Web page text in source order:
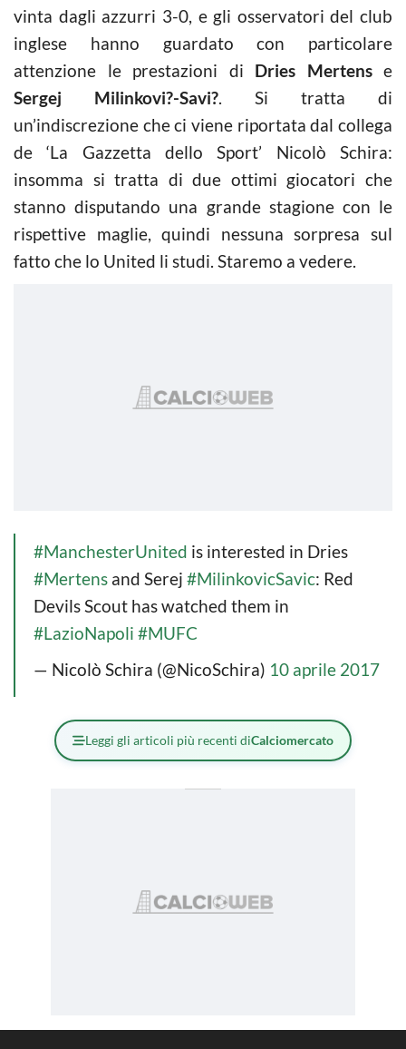
vinta dagli azzurri 3-0, e gli osservatori del club
inglese hanno guardato con particolare
attenzione le prestazioni di Dries Mertense
Sergej Milinkovi?-Savi?. Si tratta di
un’indiscrezione che ci viene riportata dal collega
de ‘La Gazzetta dello Sport’ Nicolò Schira:
insomma si tratta di due ottimi giocatori che
stanno disputando una grande stagione con le
rispettive maglie, quindi nessuna sorpresa sul
fatto che lo United li studi. Staremo a vedere.
#ManchesterUnited is interested in Dries
#Mertens and Serej #MilinkovicSavic: Red
Devils Scout has watched them in
#LazioNapoli #MUFC
— Nicolò Schira (@NicoSchira) 10 aprile 2017
Leggi gli articoli più recenti diCalciomercato